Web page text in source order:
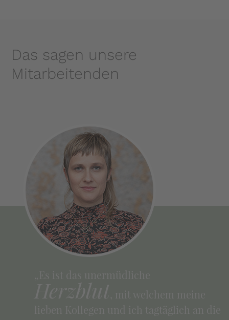
Das sagen unsere
Mitarbeitenden